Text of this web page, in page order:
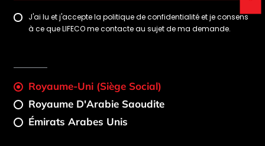
J'ai lu et j'accepte la politique de confidentialité et je consens
à ce que LIFECO me contacte au sujet de ma demande.
Royaume-Uni (Siège Social)
Royaume D'Arabie Saoudite
Émirats Arabes Unis